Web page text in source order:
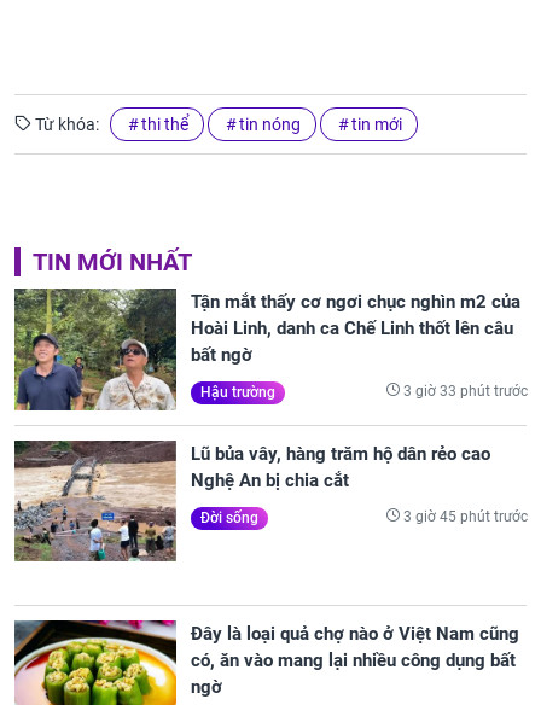
Từ khóa: thi thể tin nóng tin mới
TIN MỚI NHẤT
Tận mắt thấy cơ ngơi chục nghìn m2 của
Hoài Linh, danh ca Chế Linh thốt lên câu
bất ngờ
Hậu trường 3 giờ 33 phút trước
Lũ bủa vây, hàng trăm hộ dân rẻo cao
Nghệ An bị chia cắt
Đời sống 3 giờ 45 phút trước
Đây là loại quả chợ nào ở Việt Nam cũng
có, ăn vào mang lại nhiều công dụng bất
ngờ